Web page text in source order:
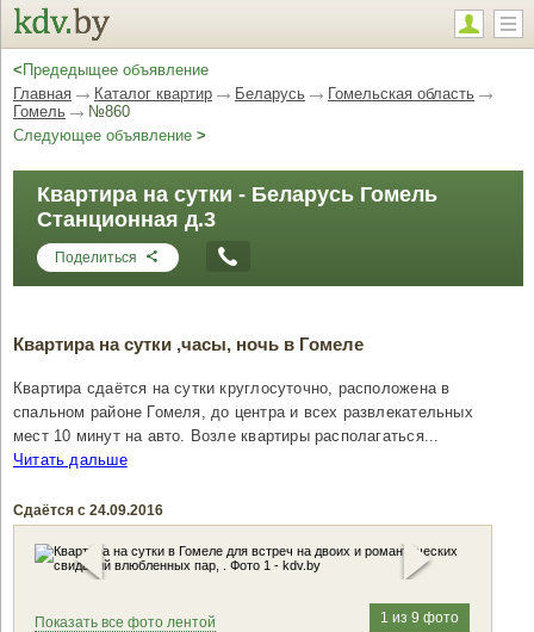
< Предедыщее объявление
Главная
Каталог квартир Беларусь
Гомельская область
Гомель
№860
Следующее объявление >
Квартира на сутки - Беларусь Гомель
Станционная д.3
Поделиться
Квартира на сутки ,часы, ночь в Гомеле
Квартира сдаётся на сутки круглосуточно, расположена в
спальном районе Гомеля, до центра и всех развлекательных
мест 10 минут на авто. Возле квартиры располагаться...
Читать дальше
Сдаётся с 24.09.2016
1 из 9 фото
Показать все фото лентой